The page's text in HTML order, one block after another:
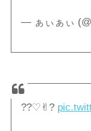
— ぁぃぁぃ
??♡✌︎?